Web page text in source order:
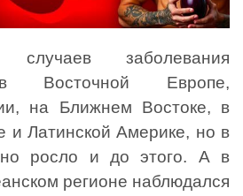
заболевания
Восточной Европе,
на Ближнем Востоке, в
и Латинской Америке, но в
росло и до этого. А в
регионе наблюдался